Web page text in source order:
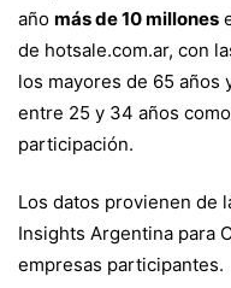
año más de 10 millones
de hotsale.com.ar, con
los mayores de 65 años
entre 25 y 34 años
participación.
Los datos provienen de
Insights Argentina para
empresas participantes.